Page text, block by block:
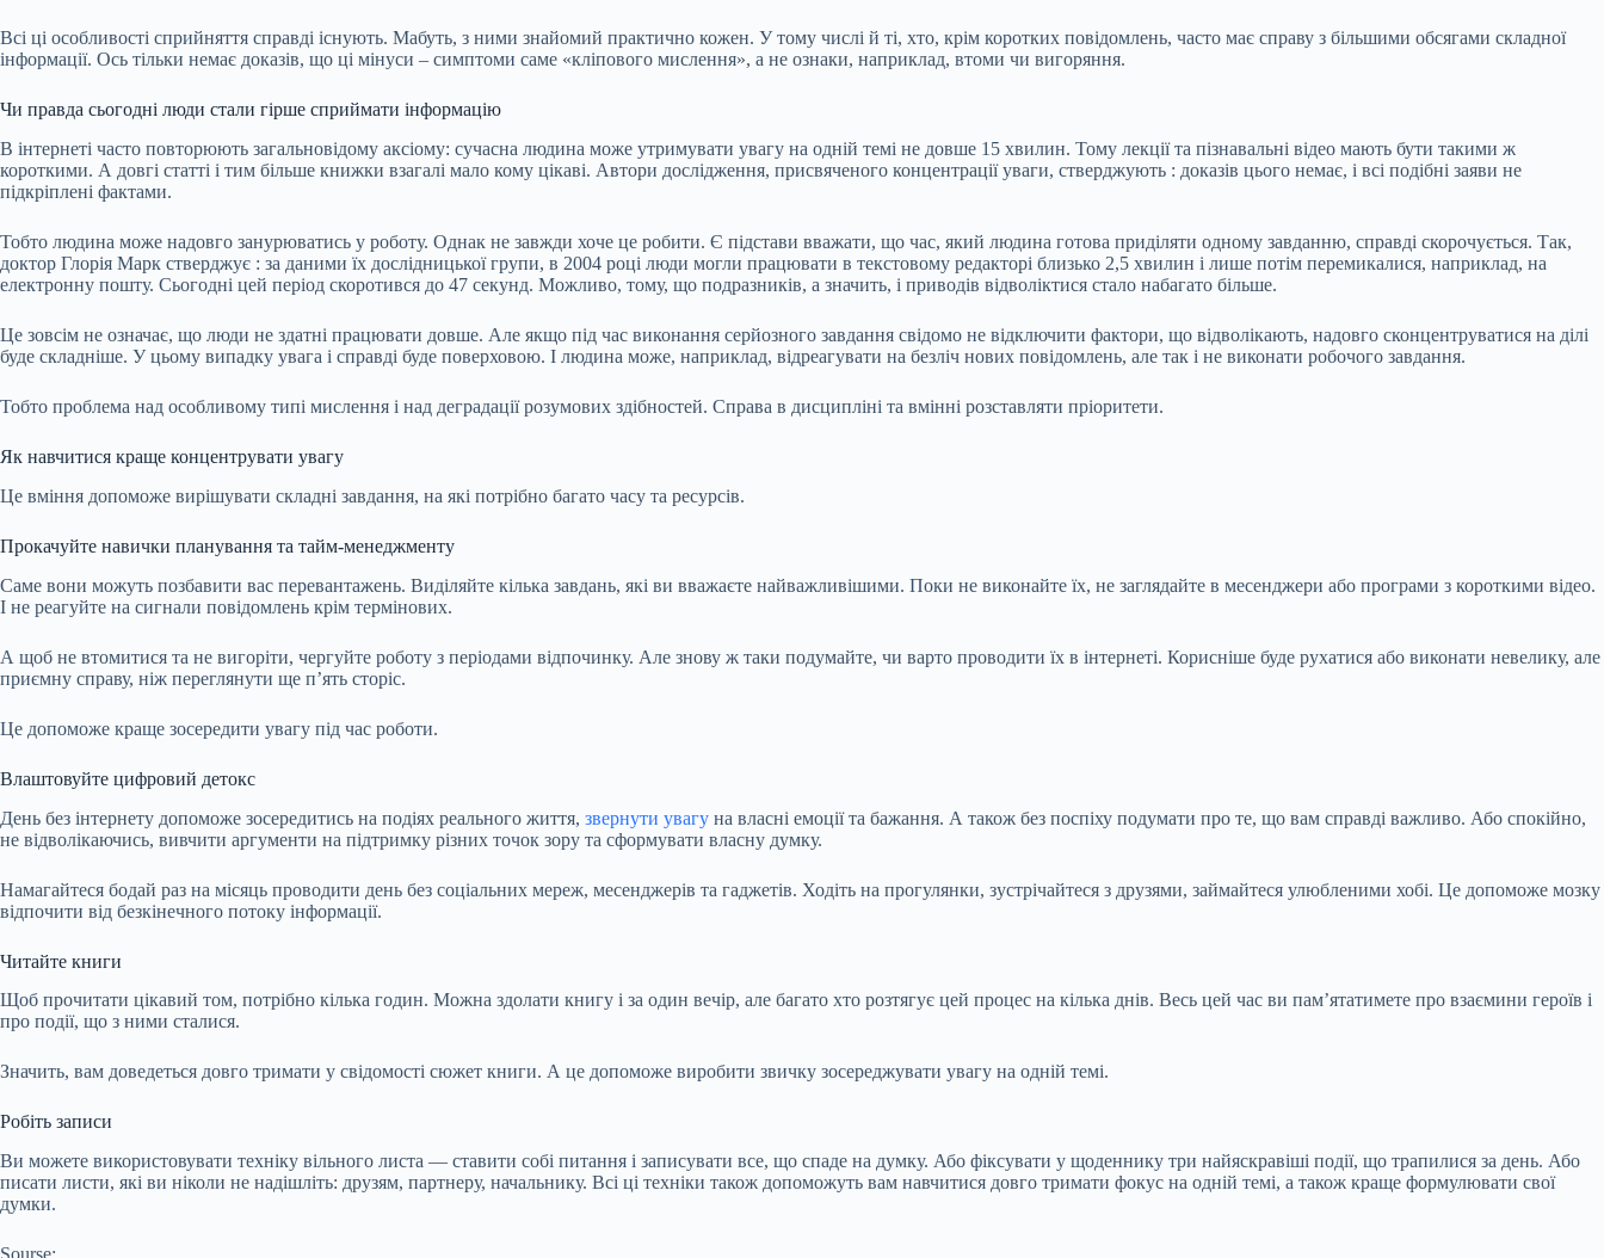
Всі ці особливості сприйняття справді існують. Мабуть, з ними знайомий практично кожен. У тому числі й ті, хто, крім коротких повідомлень, часто має справу з більшими обсягами складної
інформації. Ось тільки немає доказів, що ці мінуси – симптоми саме «кліпового мислення», а не ознаки, наприклад, втоми чи вигоряння.
Чи правда сьогодні люди стали гірше сприймати інформацію
В інтернеті часто повторюють загальновідому аксіому: сучасна людина може утримувати увагу на одній темі не довше 15 хвилин. Тому лекції та пізнавальні відео мають бути такими ж
короткими. А довгі статті і тим більше книжки взагалі мало кому цікаві. Автори дослідження, присвяченого концентрації уваги, стверджують : доказів цього немає, і всі подібні заяви не
підкріплені фактами.
Тобто людина може надовго занурюватись у роботу. Однак не завжди хоче це робити. Є підстави вважати, що час, який людина готова приділяти одному завданню, справді скорочується. Так,
доктор Глорія Марк стверджує : за даними їх дослідницької групи, в 2004 році люди могли працювати в текстовому редакторі близько 2,5 хвилин і лише потім перемикалися, наприклад, на
електронну пошту. Сьогодні цей період скоротився до 47 секунд. Можливо, тому, що подразників, а значить, і приводів відволіктися стало набагато більше.
Це зовсім не означає, що люди не здатні працювати довше. Але якщо під час виконання серйозного завдання свідомо не відключити фактори, що відволікають, надовго сконцентруватися на ділі
буде складніше. У цьому випадку увага і справді буде поверховою. І людина може, наприклад, відреагувати на безліч нових повідомлень, але так і не виконати робочого завдання.
Тобто проблема над особливому типі мислення і над деградації розумових здібностей. Справа в дисципліні та вмінні розставляти пріоритети.
Як навчитися краще концентрувати увагу
Це вміння допоможе вирішувати складні завдання, на які потрібно багато часу та ресурсів.
Прокачуйте навички планування та тайм-менеджменту
Саме вони можуть позбавити вас перевантажень. Виділяйте кілька завдань, які ви вважаєте найважливішими. Поки не виконайте їх, не заглядайте в месенджери або програми з короткими відео.
І не реагуйте на сигнали повідомлень крім термінових.
А щоб не втомитися та не вигоріти, чергуйте роботу з періодами відпочинку. Але знову ж таки подумайте, чи варто проводити їх в інтернеті. Корисніше буде рухатися або виконати невелику, але
приємну справу, ніж переглянути ще п’ять сторіс.
Це допоможе краще зосередити увагу під час роботи.
Влаштовуйте цифровий детокс
День без інтернету допоможе зосередитись на подіях реального життя, звернути увагу на власні емоції та бажання. А також без поспіху подумати про те, що вам справді важливо. Або спокійно,
не відволікаючись, вивчити аргументи на підтримку різних точок зору та сформувати власну думку.
Намагайтеся бодай раз на місяць проводити день без соціальних мереж, месенджерів та гаджетів. Ходіть на прогулянки, зустрічайтеся з друзями, займайтеся улюбленими хобі. Це допоможе мозку
відпочити від безкінечного потоку інформації.
Читайте книги
Щоб прочитати цікавий том, потрібно кілька годин. Можна здолати книгу і за один вечір, але багато хто розтягує цей процес на кілька днів. Весь цей час ви пам’ятатимете про взаємини героїв і
про події, що з ними сталися.
Значить, вам доведеться довго тримати у свідомості сюжет книги. А це допоможе виробити звичку зосереджувати увагу на одній темі.
Робіть записи
Ви можете використовувати техніку вільного листа — ставити собі питання і записувати все, що спаде на думку. Або фіксувати у щоденнику три найяскравіші події, що трапилися за день. Або
писати листи, які ви ніколи не надішліть: друзям, партнеру, начальнику. Всі ці техніки також допоможуть вам навчитися довго тримати фокус на одній темі, а також краще формулювати свої
думки.